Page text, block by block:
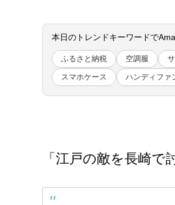
本日のトレンドキーワードで
ふるさと納税 空調服
スマホケース ハンディファ
「江戸の敵を長崎で